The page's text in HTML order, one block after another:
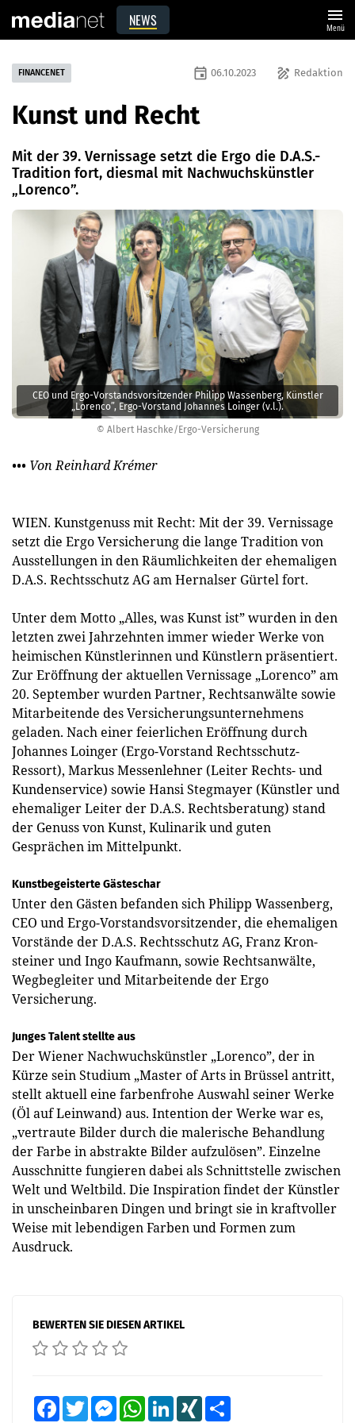
NEWS menu
Menü
© Albert Haschke/Ergo-Versicherung
CEO und Ergo-Vorstandsvorsitzender Philipp Wassenberg, Künstler
„Lorenco”, Ergo-Vorstand Johannes Loinger (v.l.).
FINANCENET draw Redaktion
event 06.10.2023
Kunst und Recht
Mit der 39. Vernissage setzt die Ergo die D.A.S.-
Tradition fort, diesmal mit Nachwuchskünstler
„Lorenco”.
••• Von Reinhard Krémer
WIEN. Kunstgenuss mit Recht: Mit der 39. Vernissage
setzt die Ergo Versicherung die lange Tradition von
Ausstellungen in den Räumlichkeiten der ehemaligen
D.A.S. Rechtsschutz AG am Hernalser Gürtel fort.
Unter dem Motto „Alles, was Kunst ist” wurden in den
letzten zwei Jahrzehnten immer wieder Werke von
heimischen Künstlerinnen und Künstlern präsentiert.
Zur Eröffnung der aktuellen Vernissage „Lorenco” am
20. September wurden Partner, Rechtsanwälte sowie
Mitarbeitende des Versicherungsunternehmens
geladen. Nach einer feierlichen Eröffnung durch
Johannes Loinger (Ergo-Vorstand Rechtsschutz-
Ressort), Markus Messenlehner (Leiter Rechts- und
Kundenservice) sowie Hansi Stegmayer (Künstler und
ehemaliger Leiter der D.A.S. Rechtsberatung) stand
der Genuss von Kunst, Kulinarik und guten
Gesprächen im Mittelpunkt.
Kunstbegeisterte Gästeschar
Unter den Gästen befanden sich Philipp Wassenberg,
CEO und Ergo-Vorstandsvorsitzender, die ehemaligen
Vorstände der D.A.S. Rechtsschutz AG, Franz Kron­
steiner und Ingo Kaufmann, sowie Rechtsanwälte,
Wegbegleiter und Mitarbeitende der Ergo
Versicherung.
Junges Talent stellte aus
Der Wiener Nachwuchskünstler „Lorenco”, der in
Kürze sein Studium „Master of Arts in Brüssel antritt,
stellt aktuell eine farbenfrohe Auswahl seiner Werke
(Öl auf Leinwand) aus. Intention der Werke war es,
„vertraute Bilder durch die malerische Behandlung
der Farbe in abstrakte Bilder aufzulösen”. Einzelne
Ausschnitte fungieren dabei als Schnittstelle zwischen
Welt und Weltbild. Die Inspiration findet der Künstler
in unscheinbaren Dingen und bringt sie in kraftvoller
Weise mit lebendigen Farben und Formen zum
Ausdruck.
BEWERTEN SIE DIESEN ARTIKEL
FacebookTwitter MessengerWhatsAppLinkedInXING